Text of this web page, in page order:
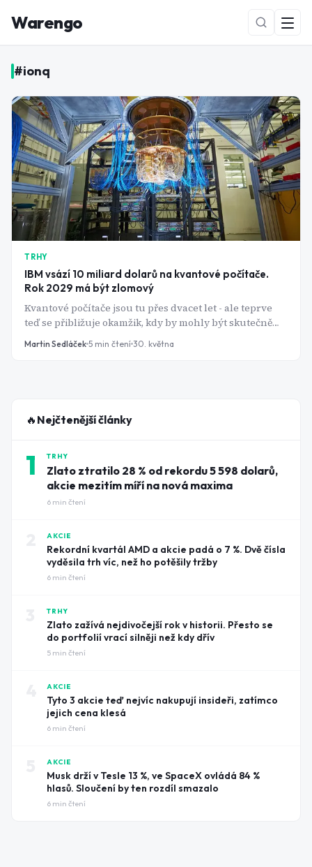
Warengo
NOVÉ
#ionq
TRHY
IBM vsází 10 miliard dolarů na kvantové počítače.
Rok 2029 má být zlomový
Kvantové počítače jsou tu přes dvacet let - ale teprve
teď se přibližuje okamžik, kdy by mohly být skutečně
užitečné. IBM chce být u toho jako první.
Martin Sedláček 5 min čtení 30. května
🔥 Nejčtenější články
1 TRHY
Zlato ztratilo 28 % od rekordu 5 598 dolarů,
akcie mezitím míří na nová maxima
6 min čtení
AKCIE
Rekordní kvartál AMD a akcie padá o 7 %. Dvě čísla
vyděsila trh víc, než ho potěšily tržby
6 min čtení
TRHY
Zlato zažívá nejdivočejší rok v historii. Přesto se
do portfolií vrací silněji než kdy dřív
5 min čtení
AKCIE
Tyto 3 akcie teď nejvíc nakupují insideři, zatímco
jejich cena klesá
6 min čtení
AKCIE
Musk drží v Tesle 13 %, ve SpaceX ovládá 84 %
hlasů. Sloučení by ten rozdíl smazalo
6 min čtení